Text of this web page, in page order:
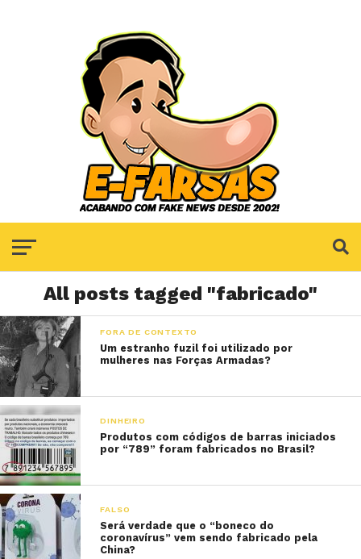
All posts tagged "fabricado"
FORA DE CONTEXTO
Um estranho fuzil foi utilizado por
mulheres nas Forças Armadas?
DINHEIRO
Produtos com códigos de barras iniciados
por “789” foram fabricados no Brasil?
FALSO
Será verdade que o “boneco do
coronavírus” vem sendo fabricado pela
China?